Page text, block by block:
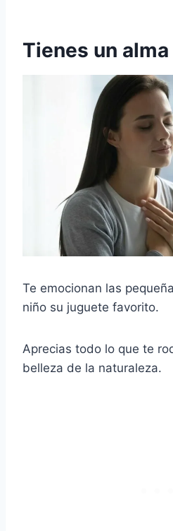
Tienes un
Te emocionan las
niño su juguete favorito.
Aprecias todo lo que te
belleza de la naturaleza.